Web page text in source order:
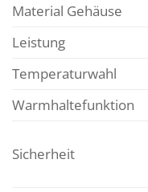
Material Gehäuse
Leistung
Temperaturwahl
Warmhaltefunktion
Sicherheit